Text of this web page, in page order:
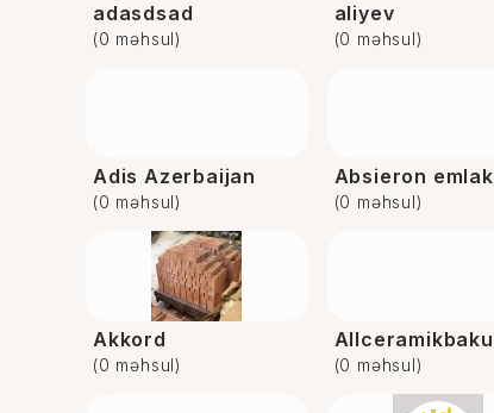
adasdsad
(0 məhsul)
aliyev
(0 məhsul)
Adis Azerbaijan
(0 məhsul)
Absieron emlak
(0 məhsul)
Akkord
(0 məhsul)
Allceramikbaku
(0 məhsul)